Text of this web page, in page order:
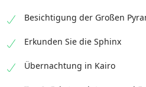
Besichtigung der Großen
Erkunden Sie die Sphinx
Übernachtung in Kairo